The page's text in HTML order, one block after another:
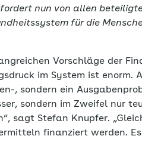
nun von allen
für die
Vorschläge der
im System ist enorm.
, sondern ein
sondern im Zweifel nur
sagt Stefan Knupfer.
finanziert werden.